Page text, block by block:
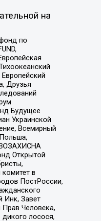
на
по
Друзья
Будущее
Украинской
Всемирный
Открытой
в
ПостРоссии,
Инк, Завет
Человека,
лосося,